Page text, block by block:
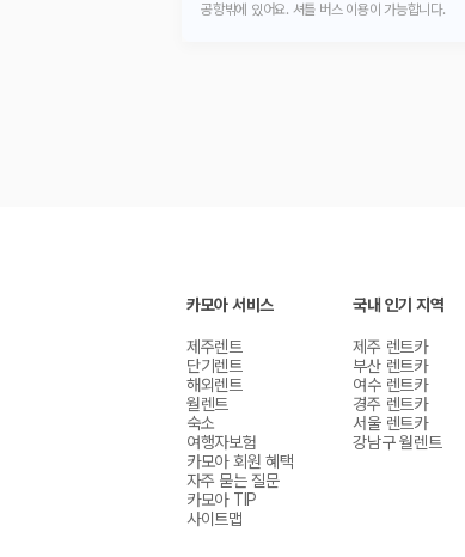
공항밖에 있어요. 셔틀 버스 이용이 가능합니다.
카모아 서비스
제주렌트
단기렌트
해외렌트
월렌트
숙소
여행자보험
카모아 회원 혜택
자주 묻는 질문
카모아 TIP
사이트맵
국내 인기 지역
제주 렌트카
부산 렌트카
여수 렌트카
경주 렌트카
서울 렌트카
강남구 월렌트